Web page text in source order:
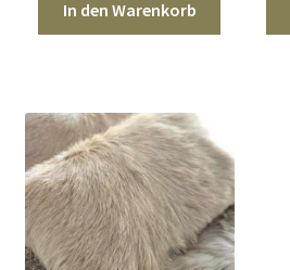
In den Warenkorb